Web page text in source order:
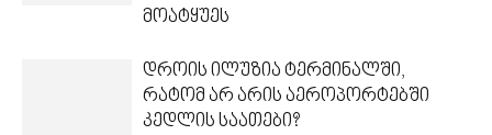
მოატყუეს
დროის ილუზია ტერმინალში,
რატომ არ არის აეროპორტებში
კედლის საათები?